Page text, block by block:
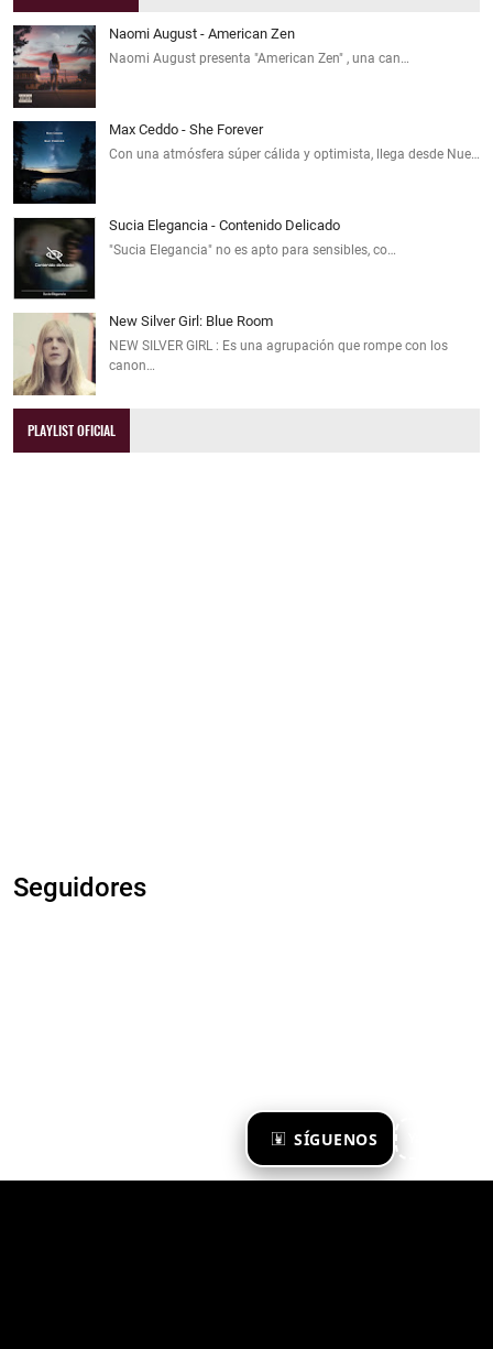
SÍGUENOS
Naomi August - American Zen
Naomi August presenta "American Zen" , una can…
Max Ceddo - She Forever
Con una atmósfera súper cálida y optimista, llega desde Nue…
Sucia Elegancia - Contenido Delicado
"Sucia Elegancia" no es apto para sensibles, co…
New Silver Girl: Blue Room
NEW SILVER GIRL : Es una agrupación que rompe con los
canon…
PLAYLIST OFICIAL
Seguidores